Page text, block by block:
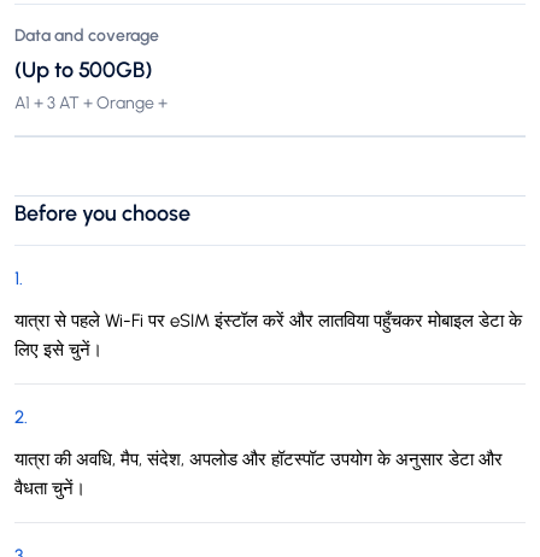
Data and coverage
(Up to 500GB)
A1 + 3 AT + Orange +
Before you choose
1.
यात्रा से पहले Wi-Fi पर eSIM इंस्टॉल करें और लातविया पहुँचकर मोबाइल डेटा के
लिए इसे चुनें।
2.
यात्रा की अवधि, मैप, संदेश, अपलोड और हॉटस्पॉट उपयोग के अनुसार डेटा और
वैधता चुनें।